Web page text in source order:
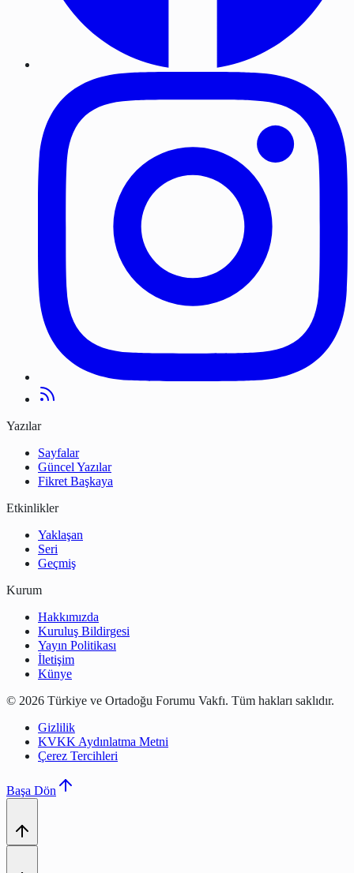
Yazılar
Sayfalar
Güncel Yazılar
Fikret Başkaya
Etkinlikler
Yaklaşan
Seri
Geçmiş
Kurum
Hakkımızda
Kuruluş Bildirgesi
Yayın Politikası
İletişim
Künye
© 2026 Türkiye ve Ortadoğu Forumu Vakfı. Tüm hakları saklıdır.
Gizlilik
KVKK Aydınlatma Metni
Çerez Tercihleri
Başa Dön